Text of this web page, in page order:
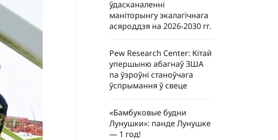
ўдасканаленні
маніторынгу экалагічнага
асяроддзя на 2026-2030 гг.
Pew Research Center: Кітай
упершыню абагнаў ЗША
па ўзроўні станоўчага
ўспрымання ў свеце
«Бамбуковые будни
Лунушки»: панде Лунушке
— 1 год!